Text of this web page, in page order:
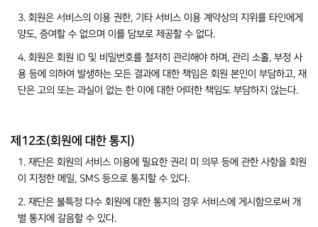
3. 회원은 서비스의 이용 권한, 기타 서비스 이용 계약상의 지위를 타인에게
양도, 증여할 수 없으며 이를 담보로 제공할 수 없다.
4. 회원은 회원 ID 및 비밀번호를 철저히 관리해야 하며, 관리 소홀, 부정 사
용 등에 의하여 발생하는 모든 결과에 대한 책임은 회원 본인이 부담하고, 재
단은 고의 또는 과실이 없는 한 이에 대한 어떠한 책임도 부담하지 않는다.
제12조(회원에 대한 통지)
1. 재단은 회원의 서비스 이용에 필요한 권리 미 의무 등에 관한 사항을 회원
이 지정한 메일, SMS 등으로 통지할 수 있다.
2. 재단은 불특정 다수 회원에 대한 통지의 경우 서비스에 게시함으로써 개
별 통지에 갈음할 수 있다.